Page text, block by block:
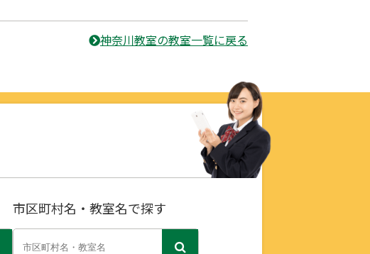
神奈川教室の教室一覧に戻る
市区町村名・教室名で探す